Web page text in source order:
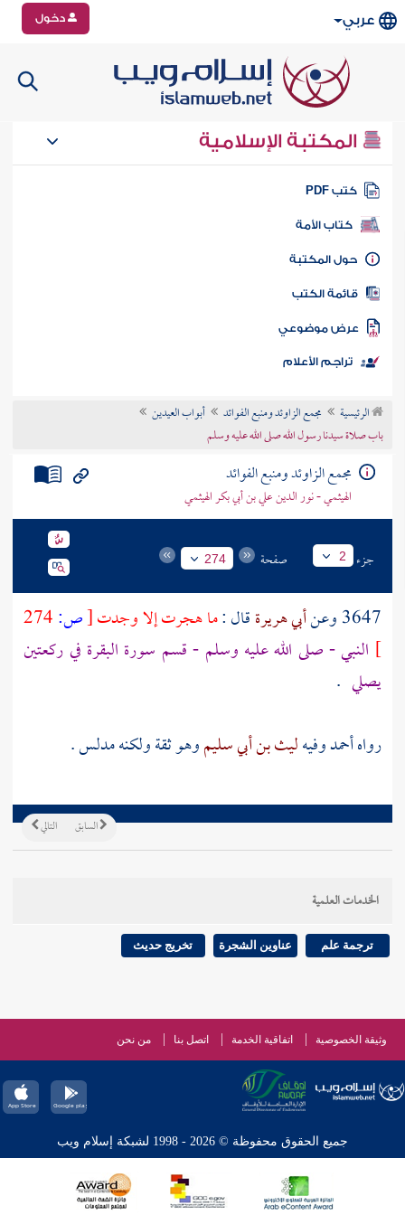
عربي دخول
المكتبة الإسلامية
كتب PDF
كتاب الأمة
المكتبة
الكتب
موضوعي
تراجم الأعلام
الرئيسية مجمع الزاوئد ومنبع الفوائد
أبواب العيدين
باب صلاة سيدنا رسول الله صلى الله عليه وسلم
مجمع الزاوئد ومنبع الفوائد
الهيثمي - نور الدين علي بن أبي بكر الهيثمي
جزء 2 صفحة 274
3647 وعن أبي هريرةقال :ما هجرت إلا وجدت[ص:274
] النبي - صلى الله عليه وسلم - قسم سورة البقرة في ركعتين
يصلي .
رواهأحمدوفيهليث بن أبي سليموهو ثقة ولكنه مدلس .
التالي السابق
الخدمات العلمية
ترجمة علم عناوين الشجرة تخريج حديث
وثيقة الخصوصية اتفاقية الخدمة اتصل بنا من نحن
جميع الحقوق محفوظة © 2026 - 1998 لشبكة إسلام ويب